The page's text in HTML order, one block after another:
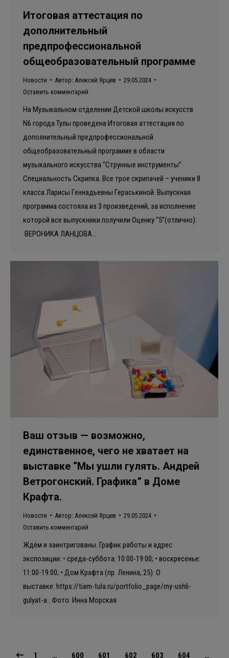
Итоговая аттестация по
дополнительный
предпрофессиональной
общеобразовательный программе
Новости Автор: Алексей Ярцев
29.05.2024
Оставить комментарий
На Музыкальном отделении Детской школы искусств
N6 города Тулы проведена Итоговая аттестация по
дополнительный предпрофессиональной
общеобразовательный программе в области
музыкального искусства “Струнные инструменты”
Специальность Скрипка. Все трое скрипачей – ученики 8
класса Ларисы Геннадьевны Гераськиной. Выпускная
программа состояла из 3 произведений, за исполнение
которой все выпускники получили Оценку “5”(отлично):
ВЕРОНИКА ЛАНЦОВА…
Ваш отзыв — возможно,
единственное, чего не хватает на
выставке “Мы ушли гулять. Андрей
Ветрогонский. Графика” в Доме
Крафта.
Новости Автор: Алексей Ярцев
29.05.2024
Оставить комментарий
Ждём и заинтригованы. График работы и адрес
экспозиции: • среда-суббота: 10:00-19:00; • воскресенье:
11:00-19:00; • Дом Крафта (пр. Ленина, 25). О
выставке: https://tiam-tula.ru/portfolio_page/my-ushli-
gulyat-a.. Фото: Инна Морская
1 … 600 601 602 603 604 …